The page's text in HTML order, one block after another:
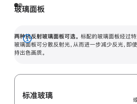
玻璃面板
两种抗反射玻璃面板可选。 标配的玻璃面板经过特
玻璃面板可分散反射光，从而进一步减少反光，即
持出色画质。
展
开
标准玻璃